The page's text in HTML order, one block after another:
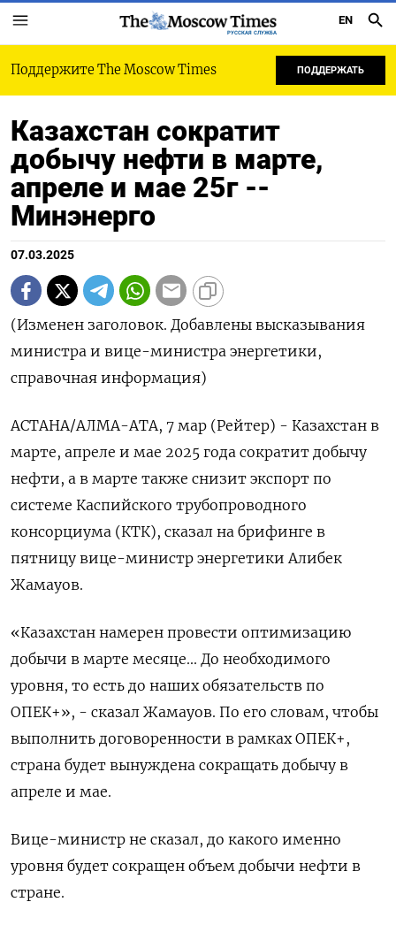
РУССКАЯ СЛУЖБА
EN
Поддержите The Moscow Times ПОДДЕРЖАТЬ
Казахстан сократит
добычу нефти в марте,
апреле и мае 25г --
Минэнерго
07.03.2025
(Изменен заголовок. Добавлены высказывания
министра и вице-министра энергетики,
справочная информация)
АСТАНА/АЛМА-АТА, 7 мар (Рейтер) - Казахстан в
марте, апреле и мае 2025 года сократит добычу
нефти, а в марте также снизит экспорт по
системе Каспийского трубопроводного
консорциума (КТК), сказал на брифинге в
пятницу вице-министр энергетики Алибек
Жамауов.
«Казахстан намерен провести оптимизацию
добычи в марте месяце... До необходимого
уровня, то есть до наших обязательств по
ОПЕК+», - сказал Жамауов. По его словам, чтобы
выполнить договоренности в рамках ОПЕК+,
страна будет вынуждена сокращать добычу в
апреле и мае.
Вице-министр не сказал, до какого именно
уровня будет сокращен объем добычи нефти в
стране.